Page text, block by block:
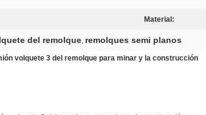
Material:
del remolque, remolques semi planos
volquete 3 del remolque para minar y la construcción